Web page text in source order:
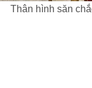
Thân hình săn